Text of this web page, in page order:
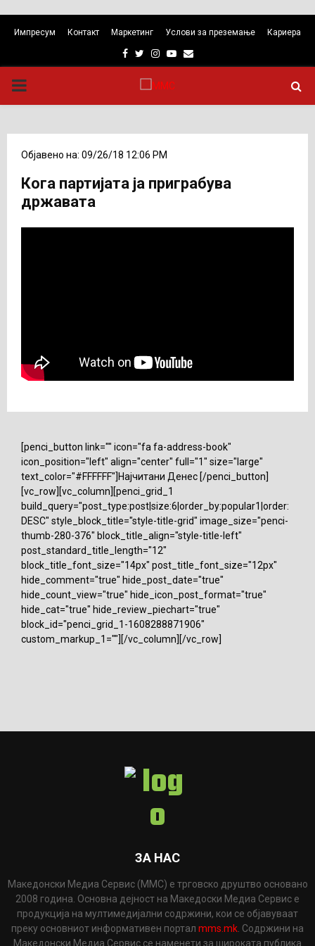
Импресум Контакт Маркетинг Услови за преземање Кариера
Facebook
TwitterInstagram
Youtube
Email
PRIMARY
Објавено на: 09/26/18 12:06 PM
Кога партијата ја приграбува
државата
[penci_button link="" icon="fa fa-address-book"
icon_position="left" align="center" full="1" size="large"
text_color="#FFFFFF"]Најчитани Денес [/penci_button]
[vc_row][vc_column][penci_grid_1
build_query="post_type:post|size:6|order_by:popular1|order:
DESC" style_block_title="style-title-grid" image_size="penci-
thumb-280-376" block_title_align="style-title-left"
post_standard_title_length="12"
block_title_font_size="14px" post_title_font_size="12px"
hide_comment="true" hide_post_date="true"
hide_count_view="true" hide_icon_post_format="true"
hide_cat="true" hide_review_piechart="true"
block_id="penci_grid_1-1608288871906"
custom_markup_1=""][/vc_column][/vc_row]
ЗА НАС
Македонски Медиа Сервис (ММС) е трговско друштво основано
2008 година. Основна дејност на Македоски Медиа Сервис е
продукција на мултимедијални содржини, кои се објавуваат
преку основниот информативен портал mms.mk . Содржини на
Македонски Медиа Сервис се наменети за широката публика